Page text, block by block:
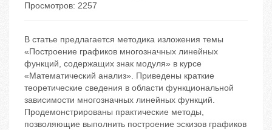
Просмотров: 2257
В статье предлагается методика изложения темы
«Построение графиков многозначных линейных
функций, содержащих знак модуля» в курсе
«Математический анализ». Приведены краткие
теоретические сведения в области функциональной
зависимости многозначных линейных функций.
Продемонстрированы практические методы,
позволяющие выполнить построение эскизов графиков